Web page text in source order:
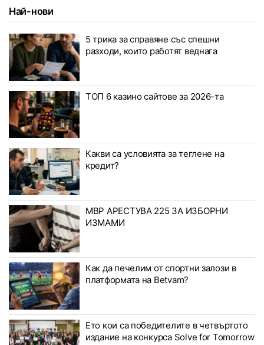
Най-нови
5 трика за справяне със спешни
разходи, които работят веднага
ТОП 6 казино сайтове за 2026-та
Какви са условията за теглене на
кредит?
МВР АРЕСТУВА 225 ЗА ИЗБОРНИ
ИЗМАМИ
Как да печелим от спортни залози в
платформата на Betvam?
Ето кои са победителите в четвъртото
издание на конкурса Solve for Tomorrow